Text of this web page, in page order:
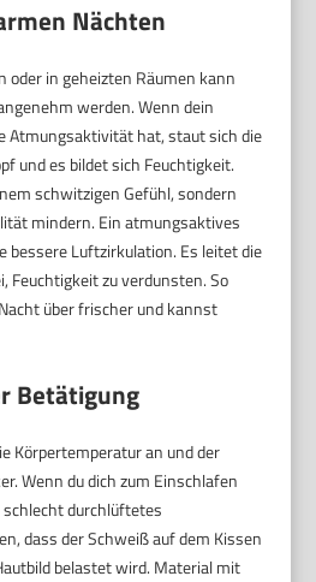
Nächten
oder in geheizten Räumen kann
werden. Wenn dein
Atmungsaktivität hat, staut sich die
und es bildet sich Feuchtigkeit.
schwitzigen Gefühl, sondern
mindern. Ein atmungsaktives
bessere Luftzirkulation. Es leitet die
Feuchtigkeit zu verdunsten. So
über frischer und kannst
Betätigung
Körpertemperatur an und der
Wenn du dich zum Einschlafen
durchlüftetes
dass der Schweiß auf dem Kissen
belastet wird. Material mit